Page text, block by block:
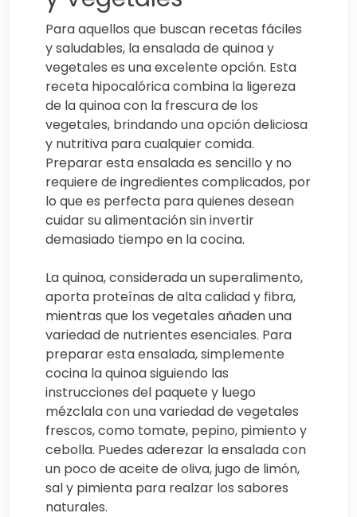
Para aquellos que buscan recetas fáciles
y saludables, la ensalada de quinoa y
vegetales es una excelente opción. Esta
receta hipocalórica combina la ligereza
de la quinoa con la frescura de los
vegetales, brindando una opción deliciosa
y nutritiva para cualquier comida.
Preparar esta ensalada es sencillo y no
requiere de ingredientes complicados, por
lo que es perfecta para quienes desean
cuidar su alimentación sin invertir
demasiado tiempo en la cocina.
La quinoa, considerada un superalimento,
aporta proteínas de alta calidad y fibra,
mientras que los vegetales añaden una
variedad de nutrientes esenciales. Para
preparar esta ensalada, simplemente
cocina la quinoa siguiendo las
instrucciones del paquete y luego
mézclala con una variedad de vegetales
frescos, como tomate, pepino, pimiento y
cebolla. Puedes aderezar la ensalada con
un poco de aceite de oliva, jugo de limón,
sal y pimienta para realzar los sabores
naturales.